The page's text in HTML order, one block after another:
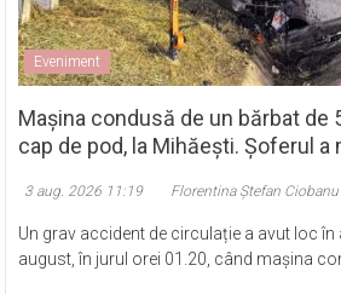
Eveniment
Mașina condusă de un bărbat de
cap de pod, la Mihăești. Șoferul a
3 aug. 2026 11:19 Florentina Ștefan Ciobanu
Un grav accident de circulație a avut loc în
august, în jurul orei 01.20, când mașina